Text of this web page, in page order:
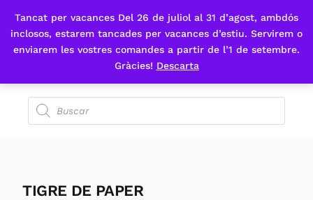
Tancat per vacances Del 26 de juliol al 31 d’agost, ambdós
inclosos, estarem tancades per vacances d’estiu. Servirem o
enviarem les vostres comandes a partir de l’1 de setembre.
Gràcies! Descarta
Fes-te'n sòcia
TIGRE DE PAPER